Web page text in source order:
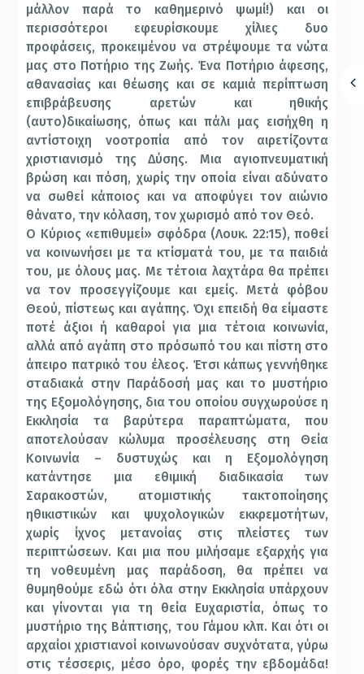
μάλλον παρά το καθημερινό ψωμί!) και οι
περισσότεροι εφευρίσκουμε χίλιες δυο
προφάσεις, προκειμένου να στρέψουμε τα νώτα
μας στο Ποτήριο της Ζωής. Ένα Ποτήριο άφεσης,
αθανασίας και θέωσης και σε καμιά περίπτωση
επιβράβευσης αρετών και ηθικής
(αυτο)δικαίωσης, όπως και πάλι μας εισήχθη η
αντίστοιχη νοοτροπία από τον αιρετίζοντα
χριστιανισμό της Δύσης. Μια αγιοπνευματική
βρώση και πόση, χωρίς την οποία είναι αδύνατο
να σωθεί κάποιος και να αποφύγει τον αιώνιο
θάνατο, την κόλαση, τον χωρισμό από τον Θεό.
Ο Κύριος «επιθυμεί» σφόδρα (Λουκ. 22:15), ποθεί
να κοινωνήσει με τα κτίσματά του, με τα παιδιά
του, με όλους μας. Με τέτοια λαχτάρα θα πρέπει
να τον προσεγγίζουμε και εμείς. Μετά φόβου
Θεού, πίστεως και αγάπης. Όχι επειδή θα είμαστε
ποτέ άξιοι ή καθαροί για μια τέτοια κοινωνία,
αλλά από αγάπη στο πρόσωπό του και πίστη στο
άπειρο πατρικό του έλεος. Έτσι κάπως γεννήθηκε
σταδιακά στην Παράδοσή μας και το μυστήριο
της Εξομολόγησης, δια του οποίου συγχωρούσε η
Εκκλησία τα βαρύτερα παραπτώματα, που
αποτελούσαν κώλυμα προσέλευσης στη Θεία
Κοινωνία – δυστυχώς και η Εξομολόγηση
κατάντησε μια εθιμική διαδικασία των
Σαρακοστών, ατομιστικής τακτοποίησης
ηθικιστικών και ψυχολογικών εκκρεμοτήτων,
χωρίς ίχνος μετανοίας στις πλείστες των
περιπτώσεων. Και μια που μιλήσαμε εξαρχής για
τη νοθευμένη μας παράδοση, θα πρέπει να
θυμηθούμε εδώ ότι όλα στην Εκκλησία υπάρχουν
και γίνονται για τη θεία Ευχαριστία, όπως το
μυστήριο της Βάπτισης, του Γάμου κλπ. Και ότι οι
αρχαίοι χριστιανοί κοινωνούσαν συχνότατα, γύρω
στις τέσσερις, μέσο όρο, φορές την εβδομάδα!